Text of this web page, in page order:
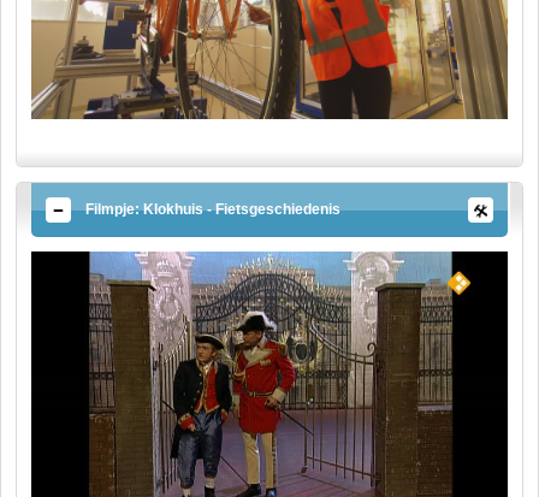
Filmpje: Klokhuis - Fietsgeschiedenis